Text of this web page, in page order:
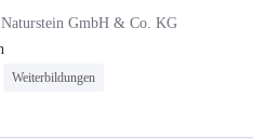
GmbH & Co. KG
Weiterbildungen